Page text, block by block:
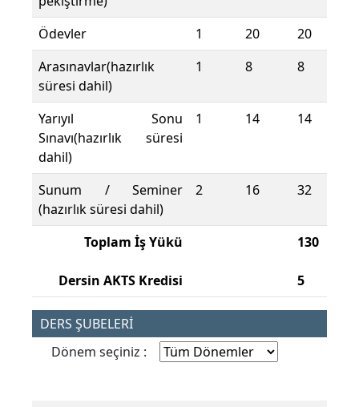
Ödevler
1 20
20
Arasınavlar(hazırlık
süresi dahil)
1 8 8
Yarıyıl Sonu
Sınavı(hazırlık süresi
dahil)
1 14 14
Sunum / Seminer
(hazırlık süresi dahil)
2 16 32
Toplam İş Yükü
Dersin AKTS Kredisi
130
5
DERS ŞUBELERİ
Dönem seçiniz :